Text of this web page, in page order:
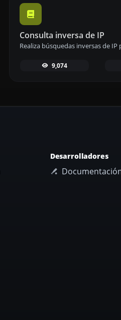
Consulta inversa de IP
9,074
Desarrolladores